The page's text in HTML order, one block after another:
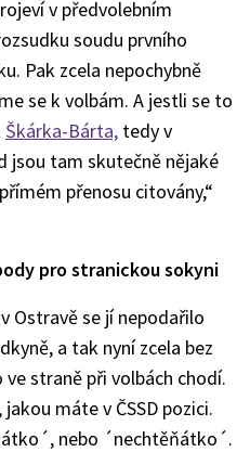
v předvolebním
soudu prvního
Pak zcela nepochybně
se k volbám. A jestli se to
Škárka-Bárta, tedy v
jsou tam skutečně nějaké
přenosu citovány,“
pro stranickou sokyni
Ostravě se jí nepodařilo
a tak nyní zcela bez
straně při volbách chodí.
máte v ČSSD pozici.
nebo ´nechtěňátko´.